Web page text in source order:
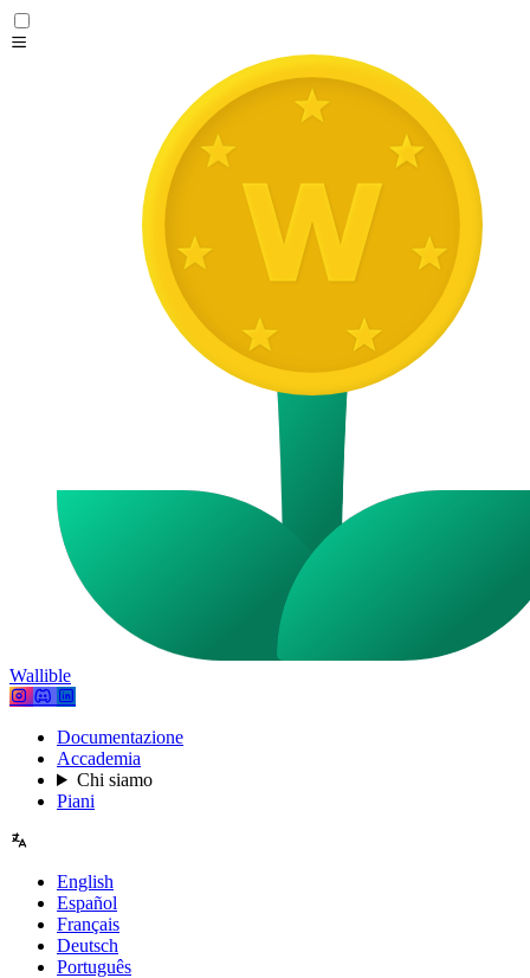
Wallible
Documentazione
Accademia
Chi siamo
Piani
English
Español
Français
Deutsch
Português